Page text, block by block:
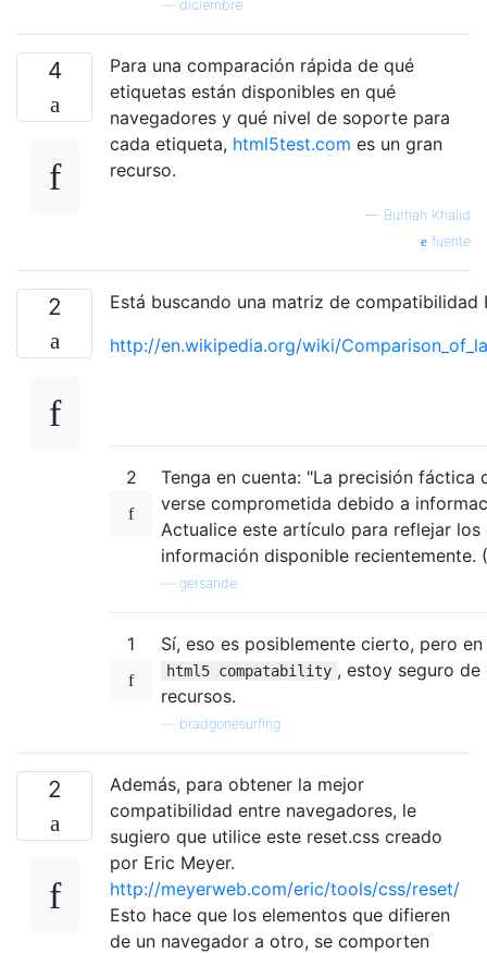
diciembre
4
Para una comparación rápida de qué
etiquetas están disponibles en qué
navegadores y qué nivel de soporte para
cada etiqueta, html5test.com es un gran
recurso.
— Burhan Khalid
fuente
2
Está buscando una matriz de compatibilidad
http://en.wikipedia.org/wiki/
2
Tenga en cuenta: "La precisión fáctica
verse comprometida debido a
Actualice este artículo para reflejar
información disponible recientemente.
gersande
1 Sí, eso es posiblemente cierto, pero
html5 compatability , estoy seguro de
recursos.
bradgonesurfing
2
Además, para obtener la mejor
compatibilidad entre navegadores, le
sugiero que utilice este reset.css creado
por Eric Meyer.
http://meyerweb.com/eric/tools/css/reset/
Esto hace que los elementos que difieren
de un navegador a otro, se comporten